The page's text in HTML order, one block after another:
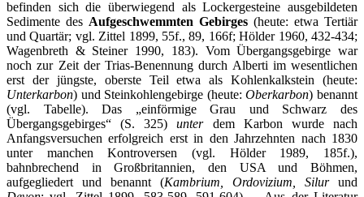
befinden sich die überwiegend als Lockergesteine ausgebildeten
Sedimente des Aufgeschwemmten Gebirges (heute: etwa Tertiär
und Quartär; vgl. Zittel 1899, 55f., 89, 166f; Hölder 1960, 432-434;
Wagenbreth & Steiner 1990, 183). Vom Übergangsgebirge war
noch zur Zeit der Trias-Benennung durch Alberti im wesentlichen
erst der jüngste, oberste Teil etwa als Kohlenkalkstein (heute:
Unterkarbon) und Steinkohlengebirge (heute:Oberkarbon) benannt
(vgl. Tabelle). Das „einförmige Grau und Schwarz des
Übergangsgebirges“ (S. 325)unterdem Karbon wurde nach
Anfangsversuchen erfolgreich erst in den Jahrzehnten nach 1830
unter manchen Kontroversen (vgl. Hölder 1989, 185f.),
bahnbrechend in Großbritannien, den USA und Böhmen,
aufgegliedert und benannt (Kambrium, Ordovizium, Silurund